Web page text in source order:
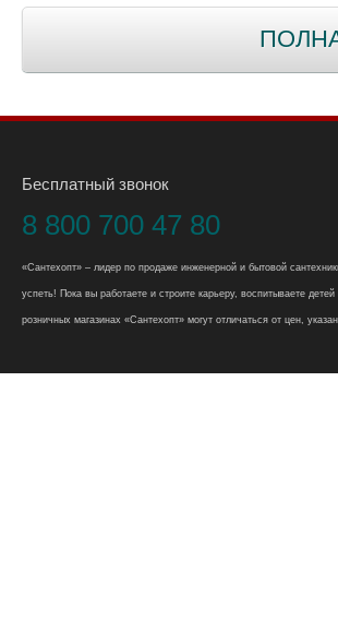
Бесплатный звонок
8 800 700 47 80
«Сантехопт» – лидер по продаже инженерной и бытовой
успеть! Пока вы работаете и строите карьеру, воспитываете
розничных магазинах «Сантехопт» могут отличаться от цен,